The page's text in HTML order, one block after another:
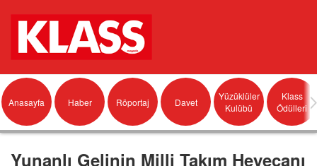
Anasayfa Haber Röportaj Davet
Yüzüklüler
Kulübü
Klass
Ödülleri
Yunanlı Gelinin Milli Takım Heyecanı